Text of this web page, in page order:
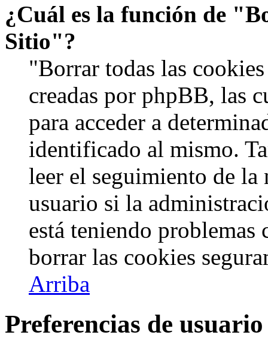
¿Cuál es la función de
Sitio"?
"Borrar todas las
creadas por phpBB, las
para acceder a
identificado al mismo.
leer el seguimiento de
usuario si la
está teniendo
borrar las cookies
Arriba
Preferencias de